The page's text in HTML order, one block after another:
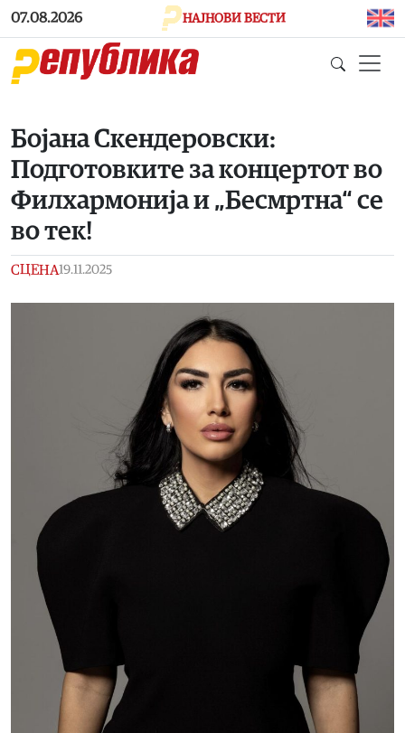
Skip to main content
07.08.2026 НАЈНОВИ ВЕСТИ
Бојана Скендеровски:
Подготовките за концертот во
Филхармонија и „Бесмртна“ се
во тек!
СЦЕНА19.11.2025